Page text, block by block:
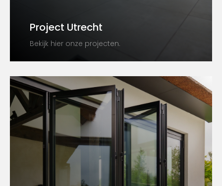
Project Utrecht
Bekijk hier onze projecten.